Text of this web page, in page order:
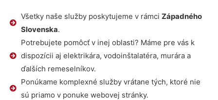
Všetky naše služby poskytujeme v rámci Západného
Slovenska.
Potrebujete pomôcť v inej oblasti? Máme pre vás k
dispozícii aj elektrikára, vodoinštalatéra, murára a
ďalších remeselníkov.
Ponúkame komplexné služby vrátane tých, ktoré nie
sú priamo v ponuke webovej stránky.